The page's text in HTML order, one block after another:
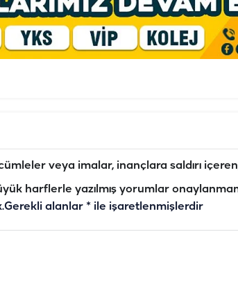
veya imalar, inançlara saldırı
harflerle yazılmış yorumlar
Gerekli alanlar * ile işaretlenmişlerdir